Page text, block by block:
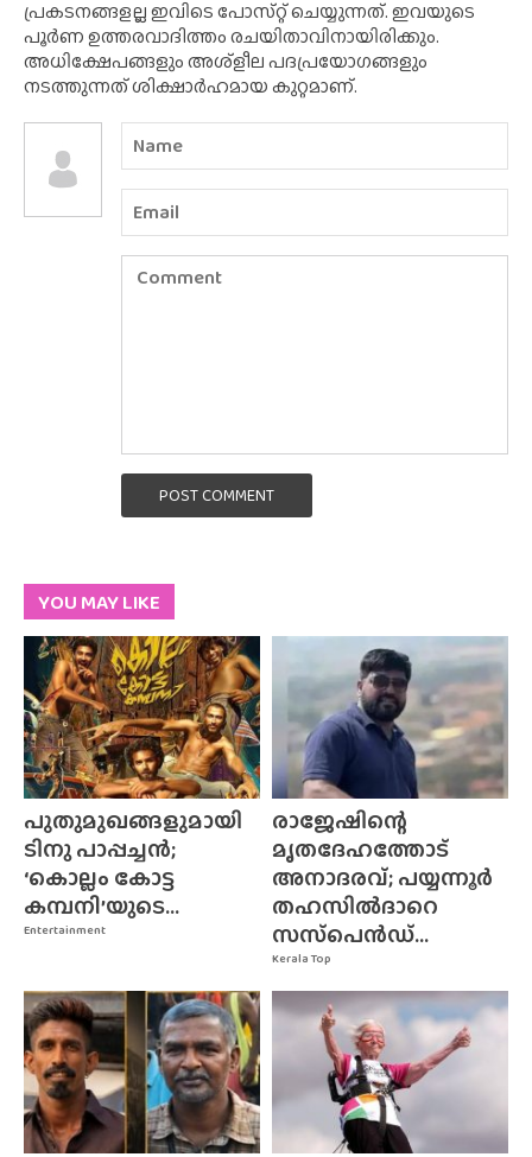
പ്രകടനങ്ങളല്ല ഇവിടെ പോസ്‌റ്റ് ചെയ്യുന്നത്. ഇവയുടെ
പൂർണ ഉത്തരവാദിത്തം രചയിതാവിനായിരിക്കും.
അധിക്ഷേപങ്ങളും അശ്‌ളീല പദപ്രയോഗങ്ങളും
നടത്തുന്നത് ശിക്ഷാർഹമായ കുറ്റമാണ്.
POST COMMENT
YOU MAY LIKE
Entertainment
പുതുമുഖങ്ങളുമായി
ടിനു പാപ്പച്ചൻ;
‘കൊല്ലം കോട്ട
കമ്പനി’യുടെ...
Kerala Top
രാജേഷിന്റെ
മൃതദേഹത്തോട്
അനാദരവ്; പയ്യന്നൂർ
തഹസിൽദാറെ
സസ്‌പെൻഡ്...